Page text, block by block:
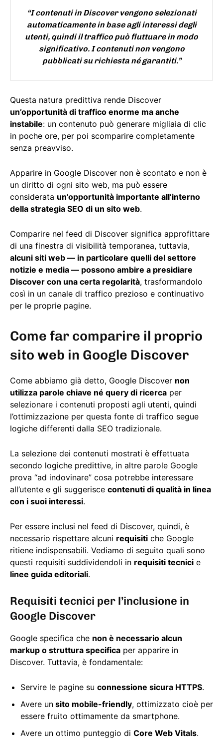
“I contenuti in Discover vengono selezionati
automaticamente in base agli interessi degli
utenti, quindi il traffico può fluttuare in modo
significativo. I contenuti non vengono
pubblicati su richiesta né garantiti.”
Questa natura predittiva rende Discover
un’opportunità di traffico enorme ma anche
instabile: un contenuto può generare migliaia di clic
in poche ore, per poi scomparire completamente
senza preavviso.
Apparire in Google Discover non è scontato e non è
un diritto di ogni sito web, ma può essere
considerata un’opportunità importante all’interno
della strategia SEO di un sito web.
Comparire nel feed di Discover significa approfittare
di una finestra di visibilità temporanea, tuttavia,
alcuni siti web — in particolare quelli del settore
notizie e media — possono ambire a presidiare
Discover con una certa regolarità, trasformandolo
così in un canale di traffico prezioso e continuativo
per le proprie pagine.
Come far comparire il proprio
sito web in Google Discover
Come abbiamo già detto, Google Discover non
utilizza parole chiave né query di ricerca per
selezionare i contenuti proposti agli utenti, quindi
l’ottimizzazione per questa fonte di traffico segue
logiche differenti dalla SEO tradizionale.
La selezione dei contenuti mostrati è effettuata
secondo logiche predittive, in altre parole Google
prova “ad indovinare” cosa potrebbe interessare
all’utente e gli suggerisce contenuti di qualità in linea
con i suoi interessi.
Per essere inclusi nel feed di Discover, quindi, è
necessario rispettare alcuni requisiti che Google
ritiene indispensabili. Vediamo di seguito quali sono
questi requisiti suddividendoli in requisiti tecnici e
linee guida editoriali.
Requisiti tecnici per l’inclusione in
Google Discover
Google specifica che non è necessario alcun
markup o struttura specifica per apparire in
Discover. Tuttavia, è fondamentale:
Servire le pagine su connessione sicura HTTPS.
Avere un sito mobile-friendly, ottimizzato cioè per
essere fruito ottimamente da smartphone.
Avere un ottimo punteggio di Core Web Vitals.